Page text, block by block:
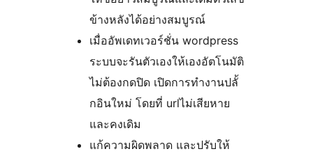
ข้างหลังได้อย่างสมบูรณ์
เมื่ออัพเดทเวอร์ชั่น wordpress
ระบบจะรันตัวเองให้เองอัตโนมัติ
ไม่ต้องกดปิด เปิดการทำงานปลั้
กอินใหม่ โดยที่ urlไม่เสียหาย
และคงเดิม
แก้ความผิดพลาด และปรับให้